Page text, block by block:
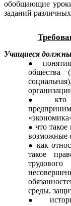
обобщающие
заданий
Учащиеся
общества
кто
что
возможные
как
такое
среды,